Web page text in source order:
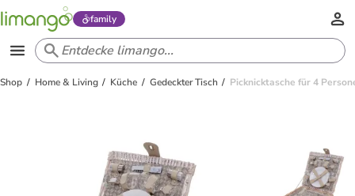
family
Shop Home & Living Küche Gedeckter Tisch Picknicktasche für 4